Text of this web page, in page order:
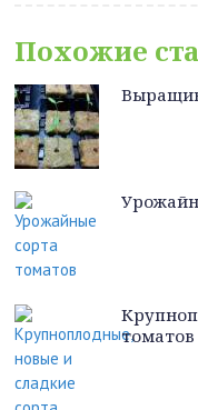
Похожие
томатов